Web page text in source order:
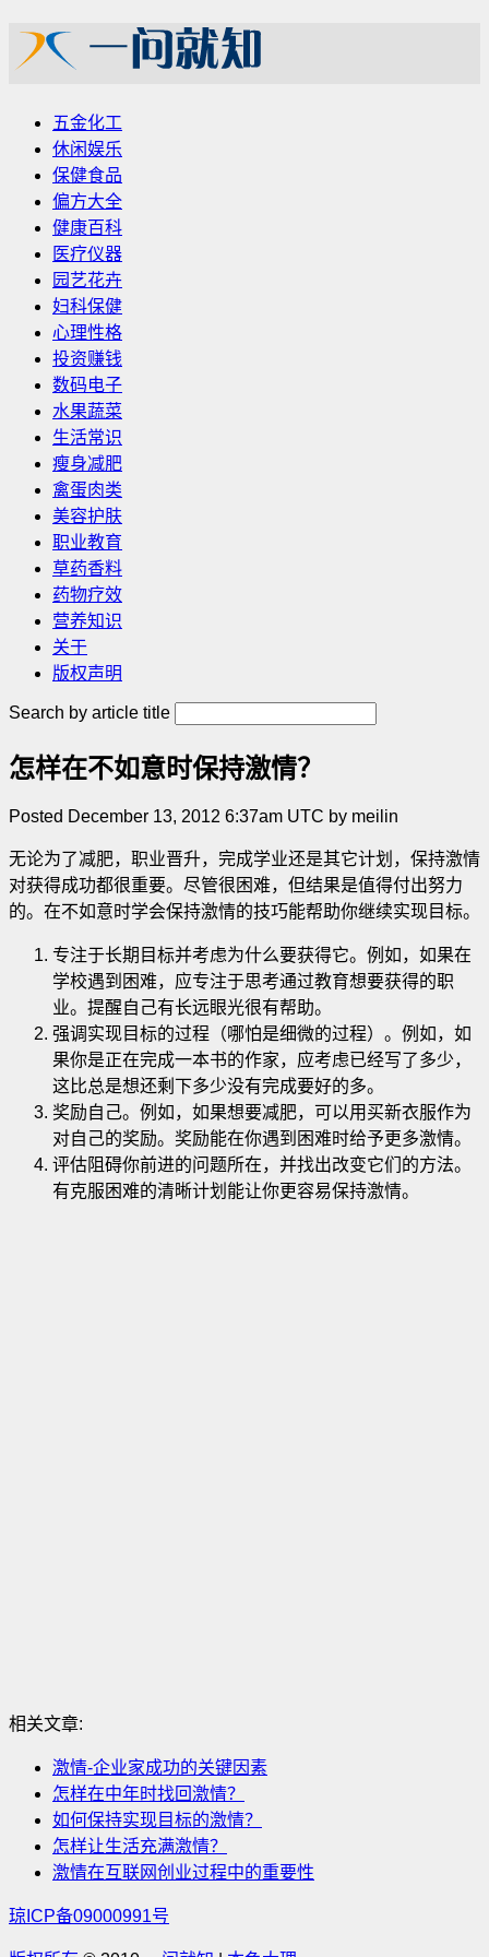
五金化工
休闲娱乐
保健食品
偏方大全
健康百科
医疗仪器
园艺花卉
妇科保健
心理性格
投资赚钱
数码电子
水果蔬菜
生活常识
瘦身减肥
禽蛋肉类
美容护肤
职业教育
草药香料
药物疗效
营养知识
关于
版权声明
Search by article title
怎样在不如意时保持激情？
Posted December 13, 2012 6:37am UTC by meilin
无论为了减肥，职业晋升，完成学业还是其它计划，保持激情
对获得成功都很重要。尽管很困难，但结果是值得付出努力
的。在不如意时学会保持激情的技巧能帮助你继续实现目标。
专注于长期目标并考虑为什么要获得它。例如，如果在
学校遇到困难，应专注于思考通过教育想要获得的职
业。提醒自己有长远眼光很有帮助。
强调实现目标的过程（哪怕是细微的过程）。例如，如
果你是正在完成一本书的作家，应考虑已经写了多少，
这比总是想还剩下多少没有完成要好的多。
奖励自己。例如，如果想要减肥，可以用买新衣服作为
对自己的奖励。奖励能在你遇到困难时给予更多激情。
评估阻碍你前进的问题所在，并找出改变它们的方法。
有克服困难的清晰计划能让你更容易保持激情。
相关文章:
激情-企业家成功的关键因素
怎样在中年时找回激情？
如何保持实现目标的激情？
怎样让生活充满激情？
激情在互联网创业过程中的重要性
琼ICP备09000991号